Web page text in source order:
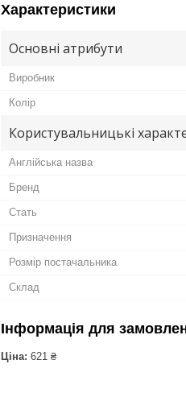
Характеристики
Основні атрибути
Виробник
Колір
Користувальницькі
Англійська назва
Бренд
Стать
Призначення
Розмір постачальника
Склад
Інформація для
Ціна: 621 ₴